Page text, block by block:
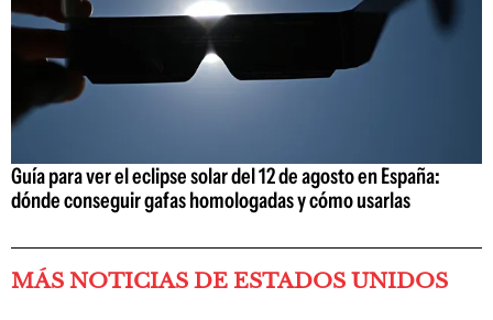
Guía para ver el eclipse solar del 12 de agosto en España:
dónde conseguir gafas homologadas y cómo usarlas
MÁS NOTICIAS DE ESTADOS UNIDOS